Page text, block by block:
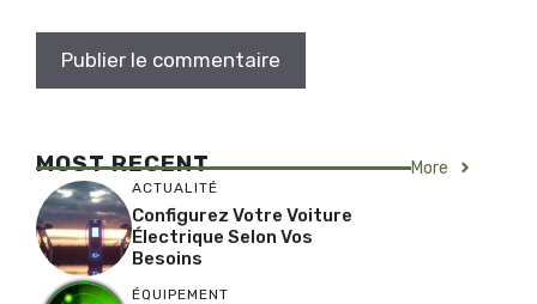
MOST RECENT More
ACTUALITÉ
Configurez Votre Voiture
Électrique Selon Vos
Besoins
ÉQUIPEMENT